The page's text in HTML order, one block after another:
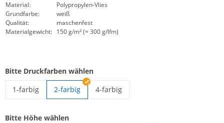
Material:
Polypropylen-Vlies
Grundfarbe:
weiß
Qualität:
maschenfest
Materialgewicht: 150 g/m² (= 300 g/lfm)
Bitte Druckfarben wählen
1-farbig
2-farbig
4-farbig
Bitte Höhe wählen